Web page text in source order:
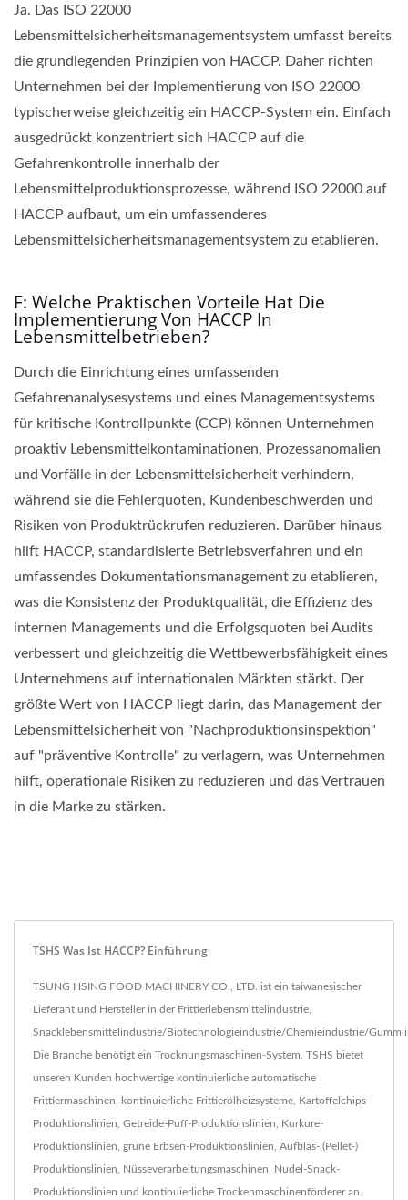
Ja. Das ISO 22000
Lebensmittelsicherheitsmanagementsystem umfasst bereits
die grundlegenden Prinzipien von HACCP. Daher richten
Unternehmen bei der Implementierung von ISO 22000
typischerweise gleichzeitig ein HACCP-System ein. Einfach
ausgedrückt konzentriert sich HACCP auf die
Gefahrenkontrolle innerhalb der
Lebensmittelproduktionsprozesse, während ISO 22000 auf
HACCP aufbaut, um ein umfassenderes
Lebensmittelsicherheitsmanagementsystem zu etablieren.
F: Welche Praktischen Vorteile Hat Die
Implementierung Von HACCP In
Lebensmittelbetrieben?
Durch die Einrichtung eines umfassenden
Gefahrenanalysesystems und eines Managementsystems
für kritische Kontrollpunkte (CCP) können Unternehmen
proaktiv Lebensmittelkontaminationen, Prozessanomalien
und Vorfälle in der Lebensmittelsicherheit verhindern,
während sie die Fehlerquoten, Kundenbeschwerden und
Risiken von Produktrückrufen reduzieren. Darüber hinaus
hilft HACCP, standardisierte Betriebsverfahren und ein
umfassendes Dokumentationsmanagement zu etablieren,
was die Konsistenz der Produktqualität, die Effizienz des
internen Managements und die Erfolgsquoten bei Audits
verbessert und gleichzeitig die Wettbewerbsfähigkeit eines
Unternehmens auf internationalen Märkten stärkt. Der
größte Wert von HACCP liegt darin, das Management der
Lebensmittelsicherheit von "Nachproduktionsinspektion"
auf "präventive Kontrolle" zu verlagern, was Unternehmen
hilft, operationale Risiken zu reduzieren und das Vertrauen
in die Marke zu stärken.
TSHS Was Ist HACCP? Einführung
TSUNG HSING FOOD MACHINERY CO., LTD. ist ein taiwanesischer
Lieferant und Hersteller in der Frittierlebensmittelindustrie,
Snacklebensmittelindustrie/Biotechnologieindustrie/Chemieindustrie/
Die Branche benötigt ein Trocknungsmaschinen-System. TSHS bietet
unseren Kunden hochwertige kontinuierliche automatische
Frittiermaschinen, kontinuierliche Frittierölheizsysteme, Kartoffelchips-
Produktionslinien, Getreide-Puff-Produktionslinien, Kurkure-
Produktionslinien, grüne Erbsen-Produktionslinien, Aufblas- (Pellet-)
Produktionslinien, Nüsseverarbeitungsmaschinen, Nudel-Snack-
Produktionslinien und kontinuierliche Trockenmaschinenförderer an.